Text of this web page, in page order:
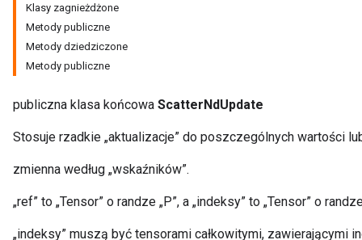
Klasy zagnieżdżone
Metody publiczne
Metody dziedziczone
Metody publiczne
publiczna klasa końcowa ScatterNdUpdate
Stosuje rzadkie „aktualizacje” do poszczególnych wartości
zmienna według „wskaźników”.
„ref” to „Tensor” o randze „P”, a „indeksy” to „Tensor” o randze
„indeksy” muszą być tensorami całkowitymi, zawierającymi